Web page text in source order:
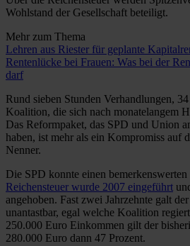
Wohlstand der Gesellschaft beteiligt.
Mehr zum Thema
Lehren aus Riester für geplante
Rentenlücke bei Frauen: Was bei der
darf
Rund sieben Stunden Verhandlungen,
Koalition, die sich nach monatelangem
Das Reformpaket, das SPD und Union
haben, ist mehr als ein Kompromiss auf
Nenner.
Die SPD konnte einen
Reichensteuer wurde 2007 eingeführt
angehoben. Fast zwei Jahrzehnte galt
unantastbar, egal welche Koalition
250.000 Euro Einkommen gilt der
280.000 Euro dann 47 Prozent.